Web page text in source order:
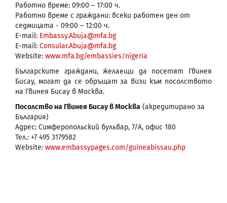
Работно време: 09:00 – 17:00 ч.
Работно време с граждани: всеки работен ден от
седмицата - 09:00 – 12:00 ч.
E-mail: Embassy.Abuja@mfa.bg
Е-mail: Consular.Abuja@mfa.bg
Website: www.mfa.bg/embassies/nigeria
Българските граждани, желаещи да посетят Гвинея
Бисау, могат да се обръщат за визи към посолството
на Гвинея Бисау в Москва.
Посолство на Гвинея Бисау в Москва (акредитирано за
България)
Адрес: Симферопольский бульвар, 7/А, офис 180
Тел.: +7 495 3179582
Website: www.embassypages.com/guineabissau.php